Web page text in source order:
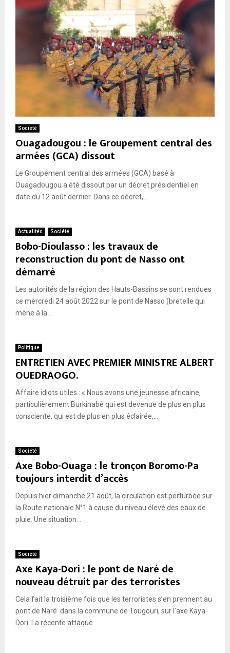
Société
Ouagadougou : le Groupement central des
armées (GCA) dissout
Le Groupement central des armées (GCA) basé à
Ouagadougou a été dissout par un décret présidentiel en
date du 12 août dernier. Dans ce décret,...
Actualités Société
Bobo-Dioulasso : les travaux de
reconstruction du pont de Nasso ont
démarré
Les autorités de la région des Hauts-Bassins se sont rendues
ce mercredi 24 août 2022 sur le pont de Nasso (bretelle qui
mène à la...
Politique
ENTRETIEN AVEC PREMIER MINISTRE ALBERT
OUEDRAOGO.
Affaire idiots utiles : « Nous avons une jeunesse africaine,
particulièrement Burkinabè qui est devenue de plus en plus
consciente, qui est de plus en plus éclairée,...
Société
Axe Bobo-Ouaga : le tronçon Boromo-Pa
toujours interdit d’accès
Depuis hier dimanche 21 août, la circulation est perturbée sur
la Route nationale N°1 à cause du niveau élevé des eaux de
pluie. Une situation...
Société
Axe Kaya-Dori : le pont de Naré de
nouveau détruit par des terroristes
Cela fait la troisième fois que les terroristes s’en prennent au
pont de Naré dans la commune de Tougouri, sur l’axe Kaya-
Dori. La récente attaque...